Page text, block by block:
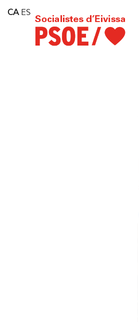
Consell Insular d'Eivissa
Services
CA ES